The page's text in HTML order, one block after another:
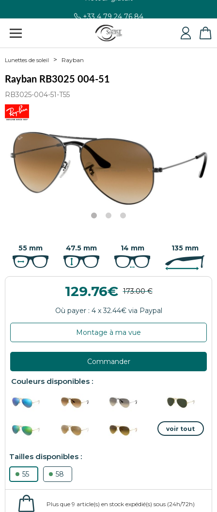
+33 4 79 24 76 84
Lunettes de soleil Rayban
Rayban RB3025 004-51
RB3025-004-51-T55
55 mm 47.5 mm 14 mm 135 mm
129.76
Montage à ma vue
Commander
55 58